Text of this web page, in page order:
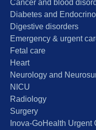
Cancer and blood
Diabetes and
Digestive disorders
Emergency & urgent
Fetal care
Heart
Neurology and
NICU
Radiology
Surgery
Inova-GoHealth Urgent